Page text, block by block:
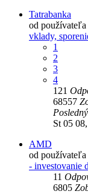
Tatrabanka
od používateľa
vklady,
1
2
3
4
121
68557
St 05
AMD
od používateľa
- investovanie
11
6805